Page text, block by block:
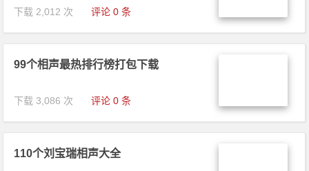
下载 2,012 次 评论 0 条
99个相声最热排行榜打包下载
下载 3,086 次 评论 0 条
110个刘宝瑞相声大全